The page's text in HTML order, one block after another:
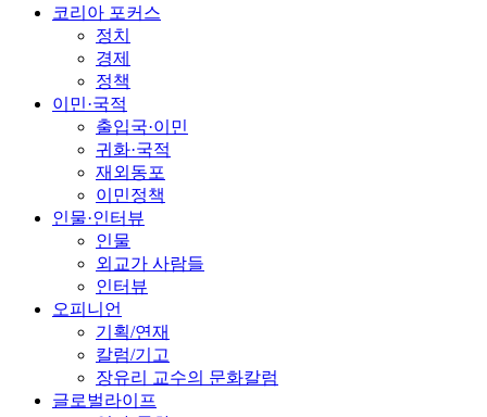
코리아 포커스
정치
경제
정책
이민·국적
출입국·이민
귀화·국적
재외동포
이민정책
인물·인터뷰
인물
외교가 사람들
인터뷰
오피니언
기획/연재
칼럼/기고
장유리 교수의 문화칼럼
글로벌라이프